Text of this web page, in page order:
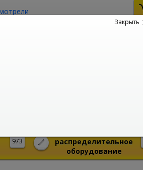
973
распределительное
оборудование
Закрыть